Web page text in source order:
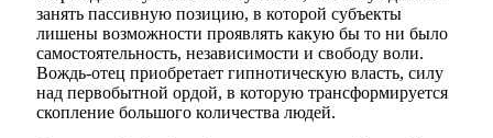
занять пассивную позицию, в которой субъекты
лишены возможности проявлять какую бы то ни было
самостоятельность, независимости и свободу воли.
Вождь-отец приобретает гипнотическую власть, силу
над первобытной ордой, в которую трансформируется
скопление большого количества людей.